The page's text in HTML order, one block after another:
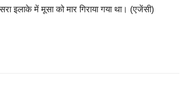
में मूसा को मार गिराया गया था। (एजेंसी)